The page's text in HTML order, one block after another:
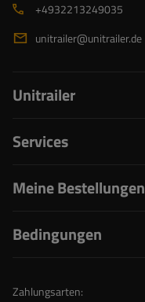
+4932213249035
unitrailer@unitrailer.de
Unitrailer
Services
Meine Bestellungen
Bedingungen
Zahlungsarten: